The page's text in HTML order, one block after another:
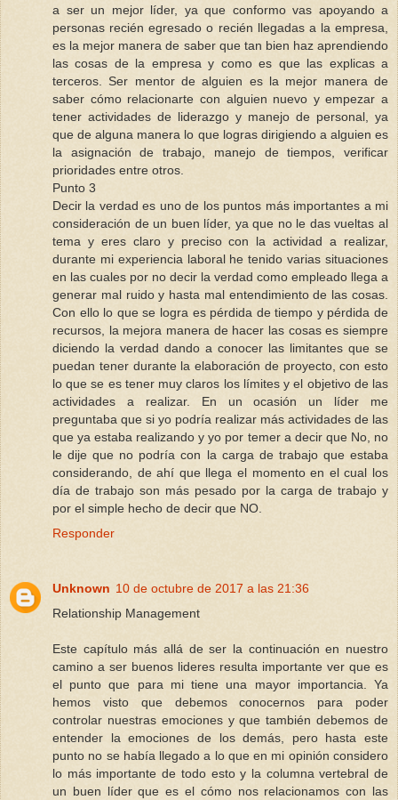
a ser un mejor líder, ya que conformo vas apoyando a
personas recién egresado o recién llegadas a la empresa,
es la mejor manera de saber que tan bien haz aprendiendo
las cosas de la empresa y como es que las explicas a
terceros. Ser mentor de alguien es la mejor manera de
saber cómo relacionarte con alguien nuevo y empezar a
tener actividades de liderazgo y manejo de personal, ya
que de alguna manera lo que logras dirigiendo a alguien es
la asignación de trabajo, manejo de tiempos, verificar
prioridades entre otros.
Punto 3
Decir la verdad es uno de los puntos más importantes a mi
consideración de un buen líder, ya que no le das vueltas al
tema y eres claro y preciso con la actividad a realizar,
durante mi experiencia laboral he tenido varias situaciones
en las cuales por no decir la verdad como empleado llega a
generar mal ruido y hasta mal entendimiento de las cosas.
Con ello lo que se logra es pérdida de tiempo y pérdida de
recursos, la mejora manera de hacer las cosas es siempre
diciendo la verdad dando a conocer las limitantes que se
puedan tener durante la elaboración de proyecto, con esto
lo que se es tener muy claros los límites y el objetivo de las
actividades a realizar. En un ocasión un líder me
preguntaba que si yo podría realizar más actividades de las
que ya estaba realizando y yo por temer a decir que No, no
le dije que no podría con la carga de trabajo que estaba
considerando, de ahí que llega el momento en el cual los
día de trabajo son más pesado por la carga de trabajo y
por el simple hecho de decir que NO.
Responder
Unknown 10 de octubre de 2017 a las 21:36
Relationship Management
Este capítulo más allá de ser la continuación en nuestro
camino a ser buenos lideres resulta importante ver que es
el punto que para mi tiene una mayor importancia. Ya
hemos visto que debemos conocernos para poder
controlar nuestras emociones y que también debemos de
entender la emociones de los demás, pero hasta este
punto no se había llegado a lo que en mi opinión considero
lo más importante de todo esto y la columna vertebral de
un buen líder que es el cómo nos relacionamos con las